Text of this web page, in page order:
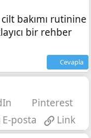
bakımı rutinine
bir rehber
Cevapla
Pinterest
E-posta Link